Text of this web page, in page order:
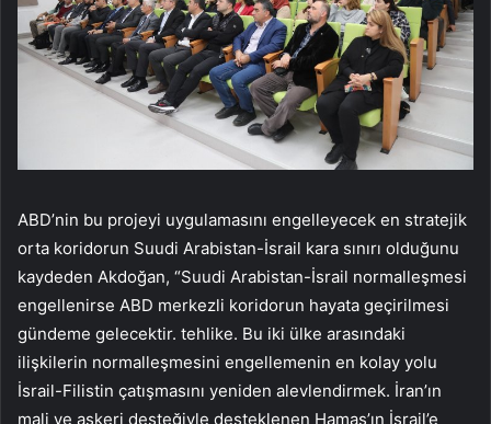
ABD’nin bu projeyi uygulamasını engelleyecek en stratejik
orta koridorun Suudi Arabistan-İsrail kara sınırı olduğunu
kaydeden Akdoğan, “Suudi Arabistan-İsrail normalleşmesi
engellenirse ABD merkezli koridorun hayata geçirilmesi
gündeme gelecektir. tehlike. Bu iki ülke arasındaki
ilişkilerin normalleşmesini engellemenin en kolay yolu
İsrail-Filistin çatışmasını yeniden alevlendirmek. İran’ın
mali ve askeri desteğiyle desteklenen Hamas’ın İsrail’e